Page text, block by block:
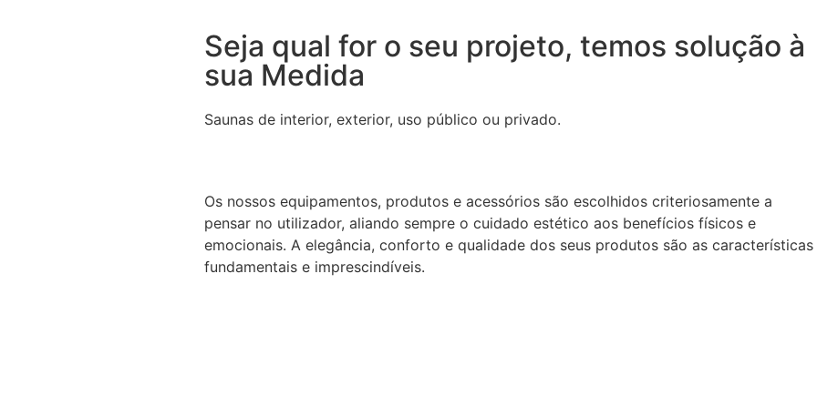
Seja qual for o seu projeto, temos solução à
sua Medida
Saunas de interior, exterior, uso público ou privado.
Os nossos equipamentos, produtos e acessórios são escolhidos criteriosamente a
pensar no utilizador, aliando sempre o cuidado estético aos benefícios físicos e
emocionais. A elegância, conforto e qualidade dos seus produtos são as características
fundamentais e imprescindíveis.